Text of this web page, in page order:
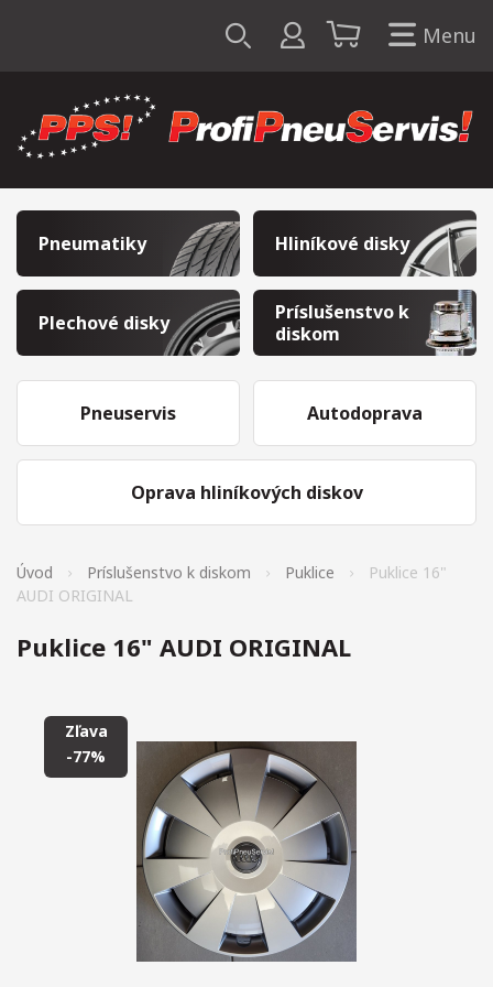
Menu
Pneumatiky Hliníkové disky
Plechové disky
Príslušenstvo k
diskom
Pneuservis
Oprava hliníkových diskov
Autodoprava
Úvod Príslušenstvo k diskom Puklice
Puklice 16"
AUDI ORIGINAL
Puklice 16" AUDI ORIGINAL
Zľava
-77%